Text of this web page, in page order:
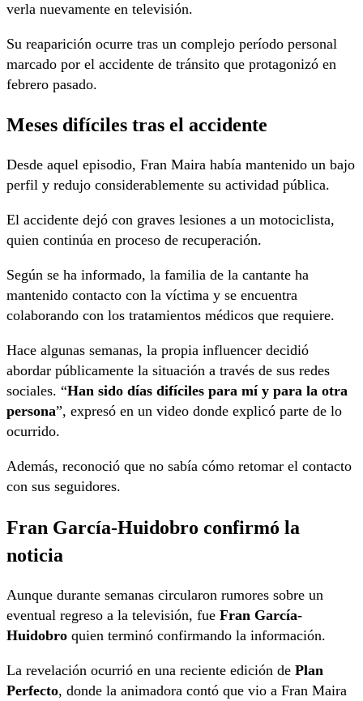
verla nuevamente en televisión.
Su reaparición ocurre tras un complejo período personal
marcado por el accidente de tránsito que protagonizó en
febrero pasado.
Meses difíciles tras el accidente
Desde aquel episodio, Fran Maira había mantenido un bajo
perfil y redujo considerablemente su actividad pública.
El accidente dejó con graves lesiones a un motociclista,
quien continúa en proceso de recuperación.
Según se ha informado, la familia de la cantante ha
mantenido contacto con la víctima y se encuentra
colaborando con los tratamientos médicos que requiere.
Hace algunas semanas, la propia influencer decidió
abordar públicamente la situación a través de sus redes
sociales. “Han sido días difíciles para mí y para la otra
persona”, expresó en un video donde explicó parte de lo
ocurrido.
Además, reconoció que no sabía cómo retomar el contacto
con sus seguidores.
Fran García-Huidobro confirmó la
noticia
Aunque durante semanas circularon rumores sobre un
eventual regreso a la televisión, fue Fran García-
Huidobro quien terminó confirmando la información.
La revelación ocurrió en una reciente edición de Plan
Perfecto, donde la animadora contó que vio a Fran Maira